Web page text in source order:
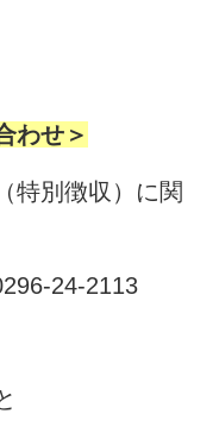
わせ＞
特別徴収）に関
24-2113